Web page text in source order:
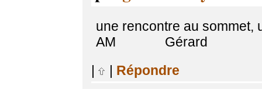
une rencontre au sommet,
AM Gérard
|
| Répondre